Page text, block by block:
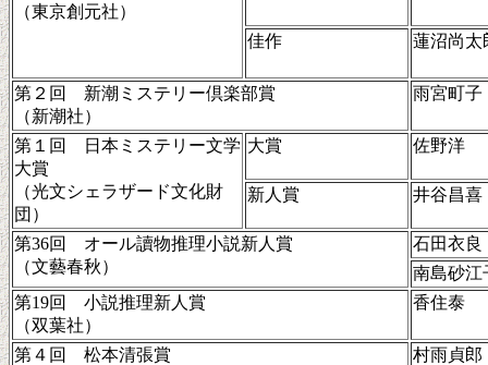
（東京創元社）
佳作 蓮沼尚太
第２回 新潮ミステリー倶楽部賞
（新潮社）
雨宮町子
第１回 日本ミステリー文学
大賞
（光文シェラザード文化財
団）
大賞 佐野洋
新人賞 井谷昌喜
第36回 オール讀物推理小説新人賞
（文藝春秋）
石田衣良
南島砂江
第19回 小説推理新人賞
（双葉社）
香住泰
第４回 松本清張賞
村雨貞郎